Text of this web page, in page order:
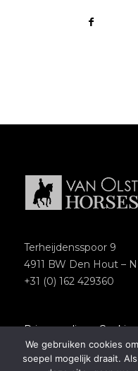
Terheijdensspoor 9
4911 BW Den Hout –
+31 (0) 162 429360
Privacypolicy–Cookies
Copyright 2018 – Van
Website byNewmore
We gebruiken cookies
soepel mogelijk draait.